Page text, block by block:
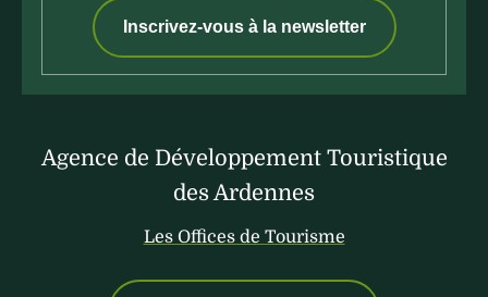
Inscrivez-vous à la newsletter
Agence de Développement Touristique
des Ardennes
Les Offices de Tourisme